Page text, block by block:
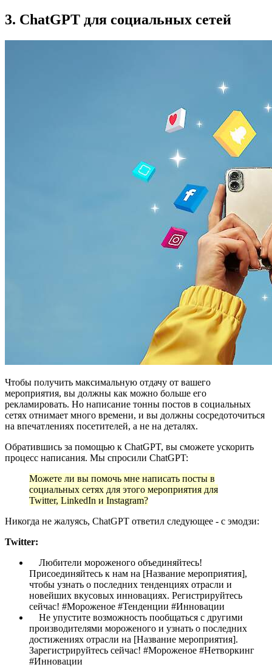
3. ChatGPT для социальных сетей
Чтобы получить максимальную отдачу от вашего
мероприятия, вы должны как можно больше его
рекламировать. Но написание тонны постов в социальных
сетях отнимает много времени, и вы должны сосредоточиться
на впечатлениях посетителей, а не на деталях.
Обратившись за помощью к ChatGPT, вы сможете ускорить
процесс написания. Мы спросили ChatGPT:
Можете ли вы помочь мне написать посты в
социальных сетях для этого мероприятия для
Twitter, LinkedIn и Instagram?
Никогда не жалуясь, ChatGPT ответил следующее - с эмодзи:
Twitter:
Любители мороженого объединяйтесь!
Присоединяйтесь к нам на [Название мероприятия],
чтобы узнать о последних тенденциях отрасли и
новейших вкусовых инновациях. Регистрируйтесь
сейчас! #Мороженое #Тенденции #Инновации
Не упустите возможность пообщаться с другими
производителями мороженого и узнать о последних
достижениях отрасли на [Название мероприятия].
Зарегистрируйтесь сейчас! #Мороженое #Нетворкинг
#Инновации